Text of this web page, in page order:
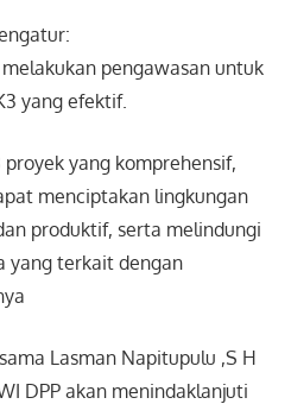
pengawasan untuk
yang efektif.
yang komprehensif,
menciptakan lingkungan
produktif, serta melindungi
yang terkait dengan
Lasman Napitupulu ,S H
DPP akan menindaklanjuti